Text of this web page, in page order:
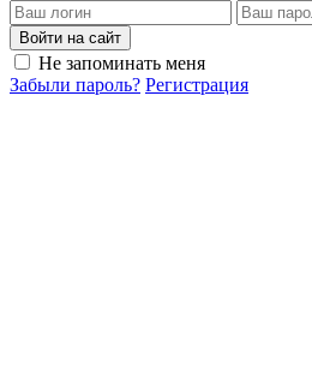
Войти на сайт
Не запоминать меня
Забыли пароль? Регистрация